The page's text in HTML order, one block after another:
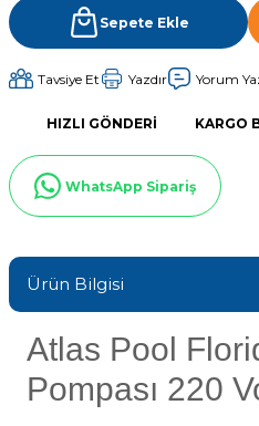
Wtr Havuz
Alkalinite Düşürücü
Ayak Dezenfektanı
e Pool Expert
Havuz Vana
Havuz Isıtma
Havuz Sarf
Havuz
Sepete Ekle
Tavsiye Et Yazdır Yorum
HIZLI GÖNDERI KARGO
WhatsApp Sipariş
Ürün Bilgisi
Atlas Pool
Pompası 220